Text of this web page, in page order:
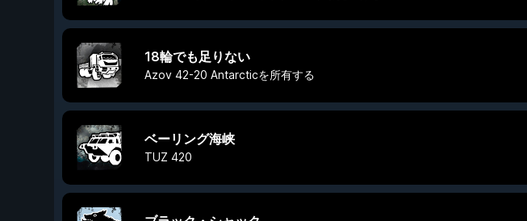
18輪でも足りない
Azov 42-20 Antarcticを所有する
ベーリング海峡
TUZ 420